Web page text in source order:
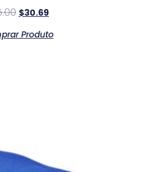
$30.69
Produto